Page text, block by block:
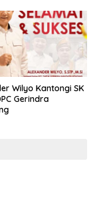
Wilyo Kantongi SK
Gerindra